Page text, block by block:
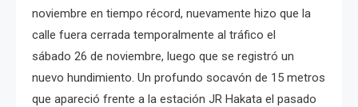
noviembre en tiempo récord, nuevamente hizo que la
calle fuera cerrada temporalmente al tráfico el
sábado 26 de noviembre, luego que se registró un
nuevo hundimiento. Un profundo socavón de 15 metros
que apareció frente a la estación JR Hakata el pasado